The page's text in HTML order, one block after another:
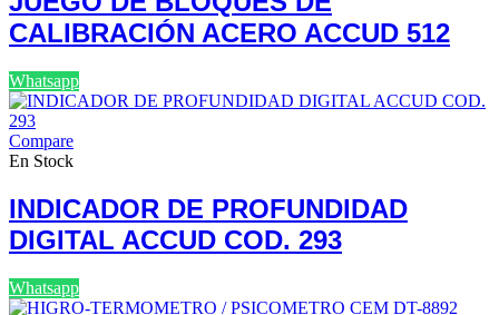
CALIBRACIÓN ACERO ACCUD 512
Whatsapp
Compare
En Stock
INDICADOR DE PROFUNDIDAD
DIGITAL ACCUD COD. 293
Whatsapp